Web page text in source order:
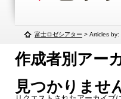
富士ロゼシアター > Articles
作成者別アー
見つかりませ